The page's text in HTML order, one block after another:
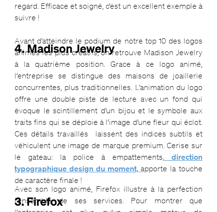
regard. Efficace et soigné, c’est un excellent exemple à
suivre !
4. Madison Jewelry
Avant d’atteindre le podium de notre top 10 des logos
animés les plus créatifs, on retrouve Madison Jewelry
à la quatrième position. Grace à ce logo animé,
l’entreprise se distingue des maisons de joaillerie
concurrentes, plus traditionnelles. L’animation du logo
offre une double piste de lecture avec un fond qui
évoque le scintillement d’un bijou et le symbole aux
traits fins qui se déploie à l’image d’une fleur qui éclot.
Ces détails travaillés laissent des indices subtils et
véhiculent une image de marque premium. Cerise sur
le gateau: la police à empattements,
direction
typographique design du moment,apporte la touche
de caractère finale !
3. Firefox
Avec son logo animé, Firefox illustre à la perfection
l’ensemble de ses services. Pour montrer que